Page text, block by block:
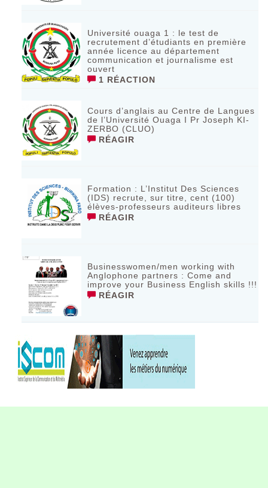
Université ouaga 1 : le test de
recrutement d’étudiants en première
année licence au département
communication et journalisme est
ouvert
1 RÉACTION
Cours d’anglais au Centre de Langues
de l’Université Ouaga I Pr Joseph KI-
ZERBO (CLUO)
RÉAGIR
Formation : L’Institut Des Sciences
(IDS) recrute, sur titre, cent (100)
élèves-professeurs auditeurs libres
RÉAGIR
Businesswomen/men working with
Anglophone partners : Come and
improve your Business English skills !!!
RÉAGIR